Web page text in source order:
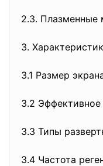
2.3. Плазменные
3.
3.1 Размер
3.2
3.3 Типы
3.4 Частота